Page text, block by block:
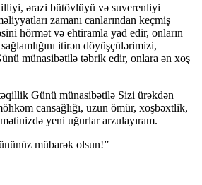
ərazi bütövlüyü və suverenliyi
zamanı canlarından keçmiş
hörmət və ehtiramla yad edir, onların
itirən döyüşçülərimizi,
münasibətilə təbrik edir, onlara ən xoş
Günü münasibətilə Sizi ürəkdən
cansağlığı, uzun ömür, xoşbəxtlik,
yeni uğurlar arzulayıram.
mübarək olsun!”